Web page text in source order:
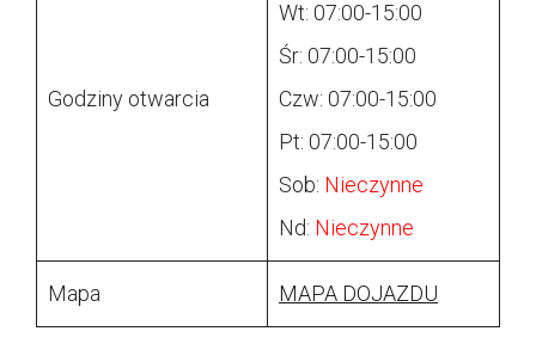
Godziny otwarcia
Wt: 07:00-15:00
Śr: 07:00-15:00
Czw: 07:00-15:00
Pt: 07:00-15:00
Sob: Nieczynne
Nd: Nieczynne
Mapa MAPA DOJAZDU